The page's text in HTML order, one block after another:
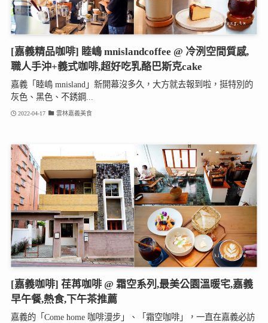
[嘉義精品咖啡] 睦嶋 mnislandcoffee @ 冷洌空間質感,
職人手沖+義式咖啡,超好吃乳酪巴斯克cake
嘉義「睦嶋 mnisland」新開幕沒多久，大方就去報到啦，挺特別的
灰色、黑色、不銹鋼...
2022-04-17 雲林嘉義美食
[嘉義咖啡] 荏苒咖啡 @ 霜空系列,最美公園溫暖宅,嘉義
早午餐,熱食,下午茶推薦
嘉義的「Come home 咖啡漫步」、「霜空咖啡」，一直在嘉義必訪